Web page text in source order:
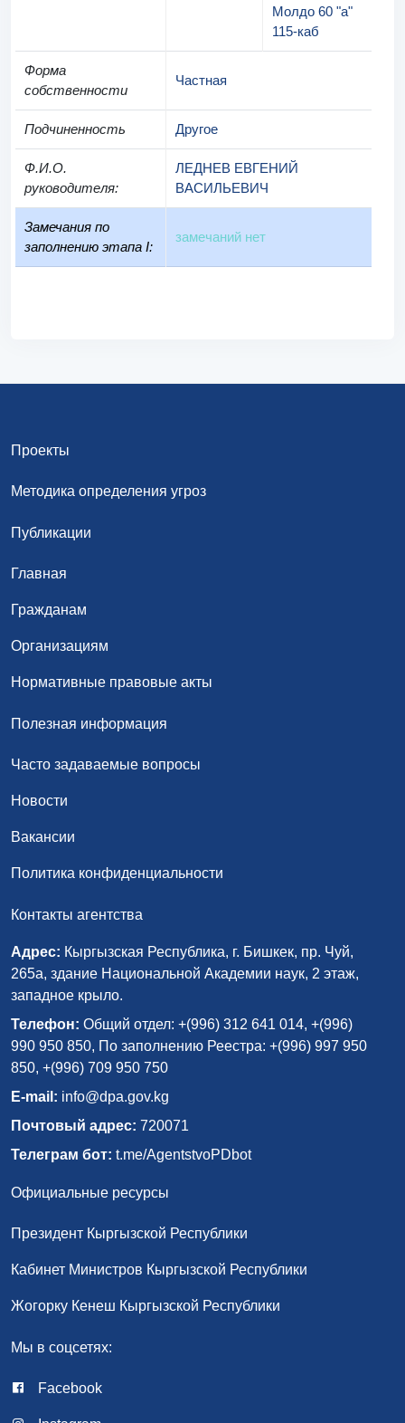
Молдо 60 "а"
115-каб
Форма
собственности
Частная
Подчиненность Другое
Ф.И.О.
руководителя:
ЛЕДНЕВ ЕВГЕНИЙ
ВАСИЛЬЕВИЧ
Замечания по
заполнению этапа I:
замечаний нет
Проекты
Методика определения угроз
Публикации
Главная
Гражданам
Организациям
Нормативные правовые акты
Полезная информация
Часто задаваемые вопросы
Новости
Вакансии
Политика конфиденциальности
Контакты агентства
Адрес: Кыргызская Республика, г. Бишкек, пр. Чуй,
265а, здание Национальной Академии наук, 2 этаж,
западное крыло.
Телефон: Общий отдел: +(996) 312 641 014, +(996)
990 950 850, По заполнению Реестра: +(996) 997 950
850, +(996) 709 950 750
E-mail: info@dpa.gov.kg
Почтовый адрес: 720071
Телеграм бот: t.me/AgentstvoPDbot
Официальные ресурсы
Президент Кыргызской Республики
Кабинет Министров Кыргызской Республики
Жогорку Кенеш Кыргызской Республики
Мы в соцсетях:
Facebook